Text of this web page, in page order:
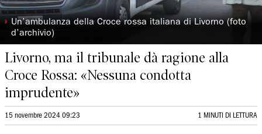
◗ Un’ambulanza della Croce rossa italiana di Livorno (foto
d’archivio)
Livorno, ma il tribunale dà ragione alla
Croce Rossa: «Nessuna condotta
imprudente»
15 novembre 2024 09:23 1 MINUTI DI LETTURA